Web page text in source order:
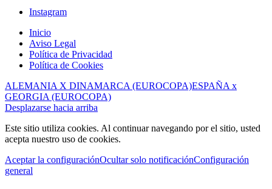
Instagram
Inicio
Aviso Legal
Política de Privacidad
Política de Cookies
ALEMANIA X DINAMARCA (EUROCOPA)ESPAÑA x
GEORGIA (EUROCOPA)
Desplazarse hacia arriba
Este sitio utiliza cookies. Al continuar navegando por el sitio, usted
acepta nuestro uso de cookies.
Aceptar la configuraciónOcultar solo notificaciónConfiguración
general